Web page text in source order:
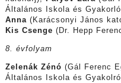
Általános Iskola és
Anna(Karácsonyi János
Kis Csenge (Dr. Hepp
8. évfolyam
Zelenák Zénó (Gál Ferenc
Általános Iskola és